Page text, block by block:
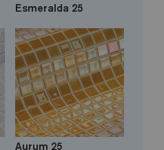
Esmeralda 25
Aurum 25